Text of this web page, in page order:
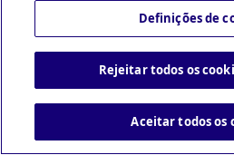
Definições de
Rejeitar todos os
Aceitar todos os